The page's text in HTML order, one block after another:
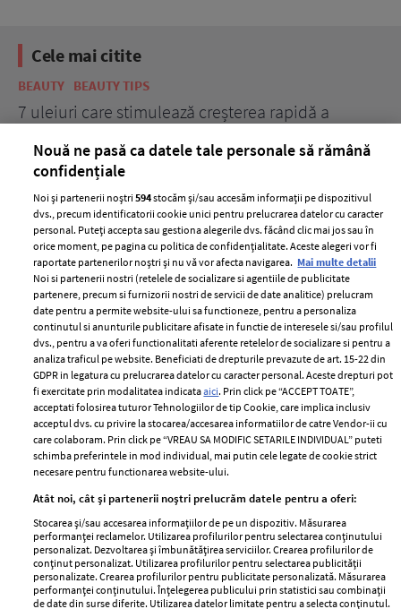
Cele mai citite
BEAUTY BEAUTY TIPS
7 uleiuri care stimulează creșterea rapidă a
ELLE Style Awards
2024
Despre ELLE
Romania
Contact
Abonamente
Termeni si conditii
Politica de
confidențialitate
Politica de cookies
Publicitate
GSP
Unica
Baby
Retete
femei
Viva
Avantaje
Retete practice
Nouă ne pasă ca datele tale personale să rămână
confidențiale
Noi și partenerii noștri594stocăm și/sau accesăm informații pe dispozitivul
dvs., precum identificatorii cookie unici pentru prelucrarea datelor cu caracter
personal. Puteți accepta sau gestiona alegerile dvs. făcând clic mai jos sau în
orice moment, pe pagina cu politica de confidențialitate. Aceste alegeri vor fi
raportate partenerilor noștri și nu vă vor afecta navigarea. Mai multe detalii
Noi si partenerii nostri (retelele de socializare si agentiile de publicitate
partenere, precum si furnizorii nostri de servicii de date analitice) prelucram
date pentru a permite website-ului sa functioneze, pentru a personaliza
continutul si anunturile publicitare afisate in functie de interesele si/sau profilul
dvs., pentru a va oferi functionalitati aferente retelelor de socializare si pentru a
analiza traficul pe website. Beneficiati de drepturile prevazute de art. 15-22 din
GDPR in legatura cu prelucrarea datelor cu caracter personal. Aceste drepturi pot
fi exercitate prin modalitatea indicataaici. Prin click pe “ACCEPT TOATE”,
acceptati folosirea tuturor Tehnologiilor de tip Cookie, care implica inclusiv
acceptul dvs. cu privire la stocarea/accesarea informatiilor de catre Vendor-ii cu
care colaboram. Prin click pe “VREAU SA MODIFIC SETARILE INDIVIDUAL” puteti
schimba preferintele in mod individual, mai putin cele legate de cookie strict
necesare pentru functionarea website-ului.
Atât noi, cât și partenerii noștri prelucrăm datele pentru a oferi:
Stocarea și/sau accesarea informațiilor de pe un dispozitiv. Măsurarea
performanței reclamelor. Utilizarea profilurilor pentru selectarea conținutului
personalizat. Dezvoltarea și îmbunătățirea serviciilor. Crearea profilurilor de
conținut personalizat. Utilizarea profilurilor pentru selectarea publicității
personalizate. Crearea profilurilor pentru publicitate personalizată. Măsurarea
performanței conținutului. Înțelegerea publicului prin statistici sau combinații
de date din surse diferite. Utilizarea datelor limitate pentru a selecta conținutul.